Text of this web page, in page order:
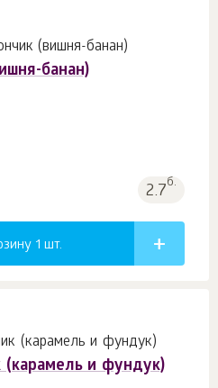
банан)
2.7б.
1 шт.
и фундук)